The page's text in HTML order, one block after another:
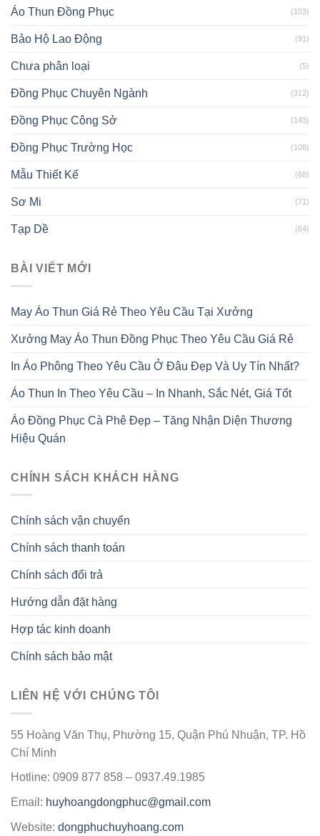
Áo Thun Đồng Phục (103)
Bảo Hộ Lao Động (91)
Chưa phân loại (5)
Đồng Phục Chuyên Ngành (312)
Đồng Phục Công Sở (143)
Đồng Phục Trường Học (108)
Mẫu Thiết Kế (68)
Sơ Mi (71)
Tạp Dề (64)
BÀI VIẾT MỚI
May Áo Thun Giá Rẻ Theo Yêu Cầu Tại Xưởng
Xưởng May Áo Thun Đồng Phục Theo Yêu Cầu Giá Rẻ
In Áo Phông Theo Yêu Cầu Ở Đâu Đẹp Và Uy Tín Nhất?
Áo Thun In Theo Yêu Cầu – In Nhanh, Sắc Nét, Giá Tốt
Áo Đồng Phục Cà Phê Đẹp – Tăng Nhận Diện Thương
Hiệu Quán
CHÍNH SÁCH KHÁCH HÀNG
Chính sách vận chuyển
Chính sách thanh toán
Chính sách đổi trả
Hướng dẫn đặt hàng
Hợp tác kinh doanh
Chính sách bảo mật
LIÊN HỆ VỚI CHÚNG TÔI
55 Hoàng Văn Thụ, Phường 15, Quận Phú Nhuận, TP. Hồ
Chí Minh
Hotline: 0909 877 858 – 0937.49.1985
Email: huyhoangdongphuc@gmail.com
Website: dongphuchuyhoang.com